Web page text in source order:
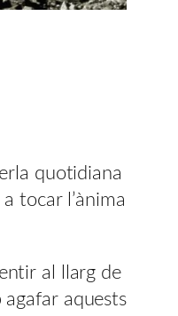
quotidiana
tocar l’ànima
al llarg de
agafar aquests